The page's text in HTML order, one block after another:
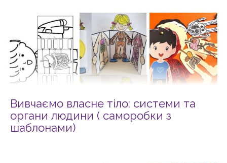
Вивчаємо власне тіло: системи та
органи людини ( саморобки з
шаблонами)